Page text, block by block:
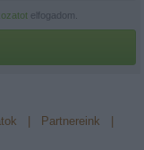
elfogadom.
Partnereink